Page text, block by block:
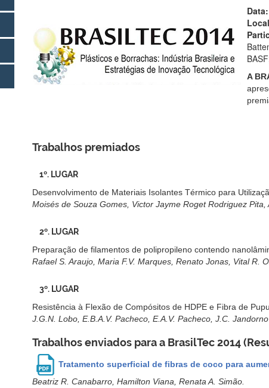
Data:
A
Trabalhos premiados
1º. LUGAR
Desenvolvimento de Materiais Isolantes Térmico para
Moisés de Souza Gomes, Victor Jayme Roget Rodriguez
2º. LUGAR
Preparação de filamentos de polipropileno contendo
Rafael S. Araujo, Maria F.V. Marques, Renato Jonas, Vital R.
3º. LUGAR
Resistência à Flexão de Compósitos de HDPE e Fibra de
J.G.N. Lobo, E.B.A.V. Pacheco, E.A.V. Pacheco, J.C.
Trabalhos enviados para a BrasilTec 2014
Tratamento superficial de fibras de coco para
Beatriz R. Canabarro, Hamilton Viana, Renata A. Simão.